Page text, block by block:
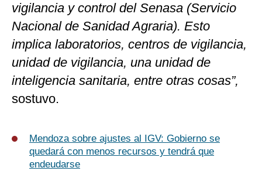
vigilancia y control del Senasa (Servicio
Nacional de Sanidad Agraria). Esto
implica laboratorios, centros de vigilancia,
unidad de vigilancia, una unidad de
inteligencia sanitaria, entre otras cosas”,
sostuvo.
Mendoza sobre ajustes al IGV: Gobierno se
quedará con menos recursos y tendrá que
endeudarse